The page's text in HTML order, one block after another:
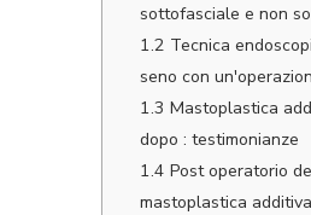
sottofasciale e non
1.2 Tecnica
seno con
1.3 Mastoplastica
dopo : testimonianze
1.4 Post operatorio
mastoplastica